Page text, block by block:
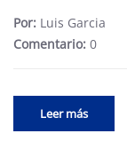
Por: Luis Garcia
Comentario: 0
Leer más